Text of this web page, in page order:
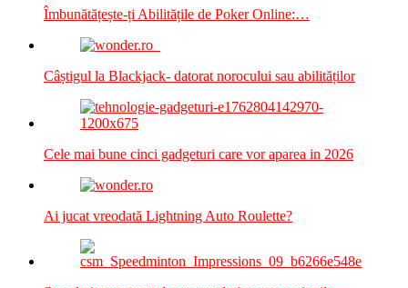
Îmbunătățește-ți Abilitățile de Poker Online:…
Câștigul la Blackjack- datorat norocului sau abilităților
Cele mai bune cinci gadgeturi care vor aparea in 2026
Ai jucat vreodată Lightning Auto Roulette?